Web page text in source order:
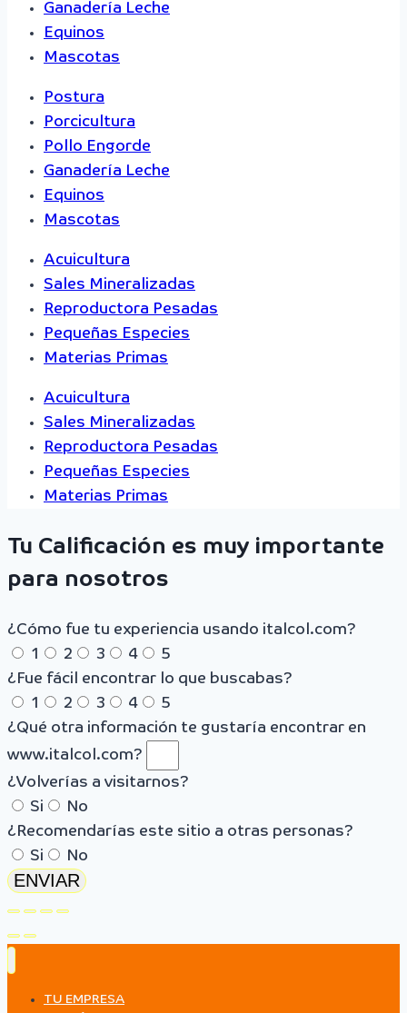
Ganadería Leche
Equinos
Mascotas
Postura
Porcicultura
Pollo Engorde
Ganadería Leche
Equinos
Mascotas
Acuicultura
Sales Mineralizadas
Reproductora Pesadas
Pequeñas Especies
Materias Primas
Acuicultura
Sales Mineralizadas
Reproductora Pesadas
Pequeñas Especies
Materias Primas
Tu Calificación es muy importante
para nosotros
¿Cómo fue tu experiencia usando italcol.com?
1
2 3 4
5
¿Fue fácil encontrar lo que buscabas?
1
2 3 4
5
¿Qué otra información te gustaría encontrar en
www.italcol.com?
¿Volverías a visitarnos?
Si
No
¿Recomendarías este sitio a otras personas?
Si
No
ENVIAR
TU EMPRESA